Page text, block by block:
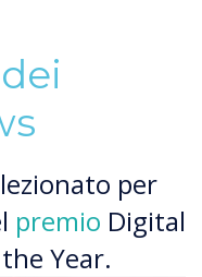
per
premio Digital
Year.